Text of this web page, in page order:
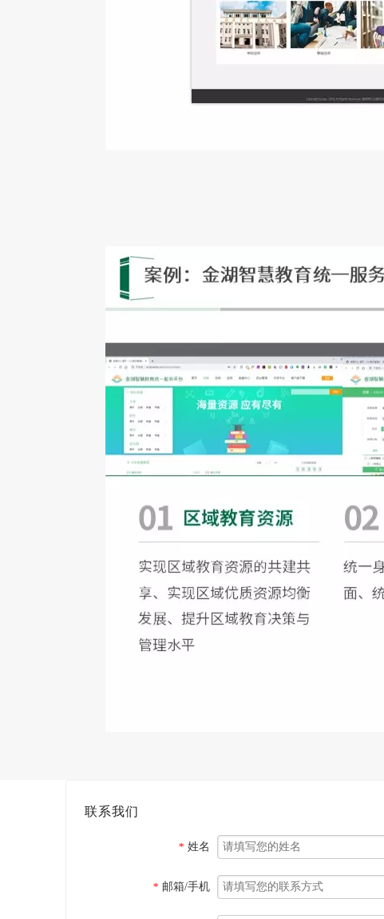
联系我们
* 姓名
* 邮箱/手机